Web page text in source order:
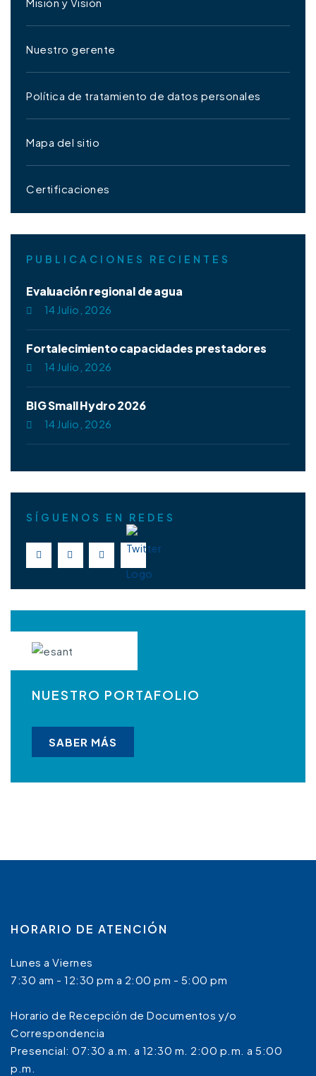
Nuestro gerente
Política de tratamiento de datos personales
Mapa del sitio
Certificaciones
PUBLICACIONES RECIENTES
Evaluación regional de agua
14 Julio, 2026
Fortalecimiento capacidades prestadores
14 Julio, 2026
BIG Small Hydro 2026
14 Julio, 2026
SÍGUENOS EN REDES
NUESTRO PORTAFOLIO
SABER MÁS
HORARIO DE ATENCIÓN
Lunes a Viernes
7:30 am - 12:30 pm a 2:00 pm - 5:00 pm
Horario de Recepción de Documentos y/o
Correspondencia
Presencial: 07:30 a.m. a 12:30 m. 2:00 p.m. a 5:00
p.m.